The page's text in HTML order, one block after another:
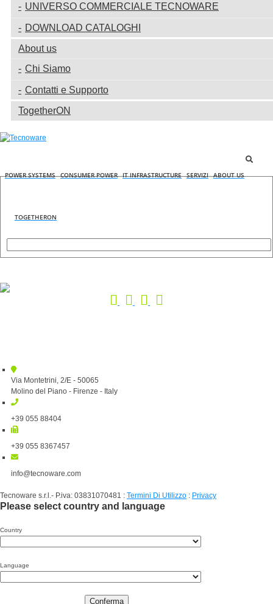
UNIVERSO COMMERCIALE TECNOWARE
DOWNLOAD CATALOGHI
About us
Chi Siamo
Contatti e Supporto
TogetherON
POWER SYSTEMS CONSUMER POWER IT INFRASTRUCTURE SERVIZI ABOUT US
TOGETHERON
Via Montetrini, 2/E - 50065
Molino del Piano - Firenze - Italy
+39 055 88404
+39 055 8367457
info@tecnoware.com
Tecnoware s.r.l.- P.iva: 03831070481 : Termini Di Utilizzo : Privacy
Please select country and language
Country
Language
Conferma